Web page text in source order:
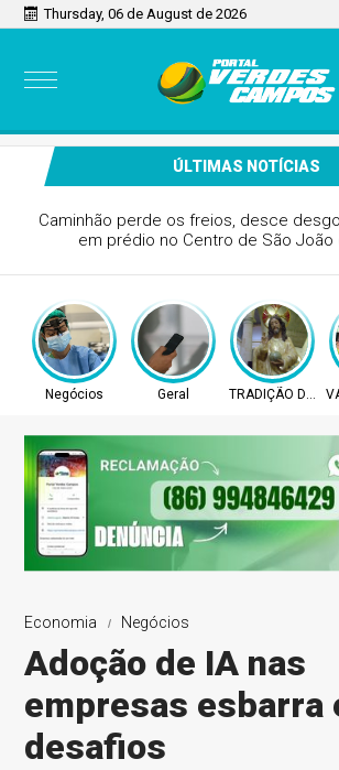
Thursday, 06 de August de 2026
ÚLTIMAS NOTÍCIAS
Cirurgia plástica no Brasil atrai
Negócios Geral TRADIÇÃO DE FÉ
Economia Negócios
Adoção de IA nas
empresas esbarra
desafios